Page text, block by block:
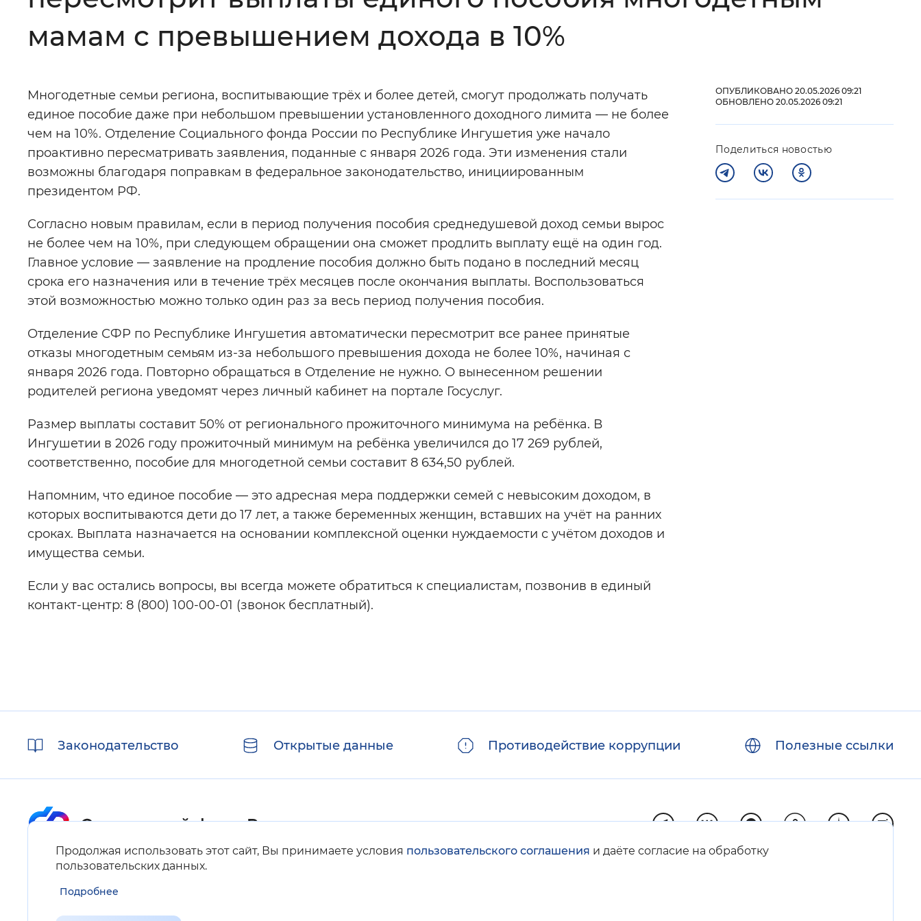
Звуковой ассистент: Воспроизвести Остановить Повторить
мамам с превышением дохода в 10%
Многодетные семьи региона, воспитывающие трёх и более детей, смогут продолжать получать
единое пособие даже при небольшом превышении установленного доходного лимита — не более
чем на 10%. Отделение Социального фонда России по Республике Ингушетия уже начало
проактивно пересматривать заявления, поданные с января 2026 года. Эти изменения стали
возможны благодаря поправкам в федеральное законодательство, инициированным
президентом РФ.
Согласно новым правилам, если в период получения пособия среднедушевой доход семьи вырос
не более чем на 10%, при следующем обращении она сможет продлить выплату ещё на один год.
Главное условие — заявление на продление пособия должно быть подано в последний месяц
срока его назначения или в течение трёх месяцев после окончания выплаты. Воспользоваться
этой возможностью можно только один раз за весь период получения пособия.
Отделение СФР по Республике Ингушетия автоматически пересмотрит все ранее принятые
отказы многодетным семьям из-за небольшого превышения дохода не более 10%, начиная с
января 2026 года. Повторно обращаться в Отделение не нужно. О вынесенном решении
родителей региона уведомят через личный кабинет на портале Госуслуг.
Размер выплаты составит 50% от регионального прожиточного минимума на ребёнка. В
Ингушетии в 2026 году прожиточный минимум на ребёнка увеличился до 17 269 рублей,
соответственно, пособие для многодетной семьи составит 8 634,50 рублей.
Напомним, что единое пособие — это адресная мера поддержки семей с невысоким доходом, в
которых воспитываются дети до 17 лет, а также беременных женщин, вставших на учёт на ранних
сроках. Выплата назначается на основании комплексной оценки нуждаемости с учётом доходов и
имущества семьи.
Если у вас остались вопросы, вы всегда можете обратиться к специалистам, позвонив в единый
контакт-центр: 8 (800) 100-00-01 (звонок бесплатный).
ОПУБЛИКОВАНО 20.05.2026 09:21
ОБНОВЛЕНО 20.05.2026 09:21
Поделиться новостью
Продолжая использовать этот сайт, Вы принимаете условия пользовательского соглашения и даёте согласие на обработку
пользовательских данных.
Подробнее
ссылкиЗаконодательство Открытые данные Противодействие коррупции Полезные ссылки
Карта сайта
Нашли ошибку на сайте?